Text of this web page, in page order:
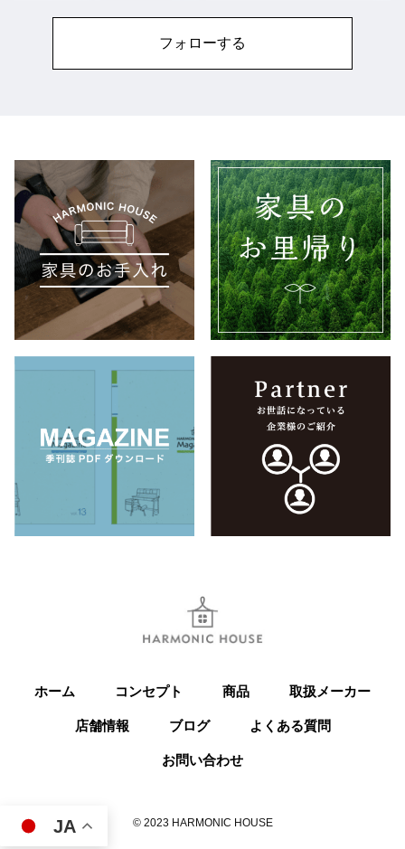
フォローする
JA
ホーム コンセプト 商品 取扱メーカー
店舗情報 ブログ よくある質問
お問い合わせ
© 2023 HARMONIC HOUSE